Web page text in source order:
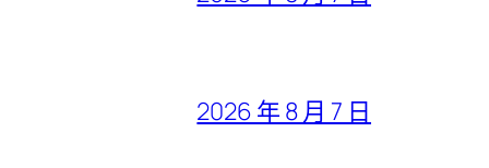
2026 年 8 月 7 日